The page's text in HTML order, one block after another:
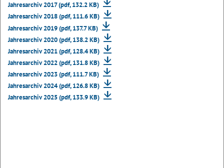
Jahresarchiv 2017 (pdf, 132.2 KB)
Jahresarchiv 2018 (pdf, 111.6 KB)
Jahresarchiv 2019 (pdf, 137.7 KB)
Jahresarchiv 2020 (pdf, 138.2 KB)
Jahresarchiv 2021 (pdf, 128.4 KB)
Jahresarchiv 2022 (pdf, 131.8 KB)
Jahresarchiv 2023 (pdf, 111.7 KB)
Jahresarchiv 2024 (pdf, 126.8 KB)
Jahresarchiv 2025 (pdf, 133.9 KB)